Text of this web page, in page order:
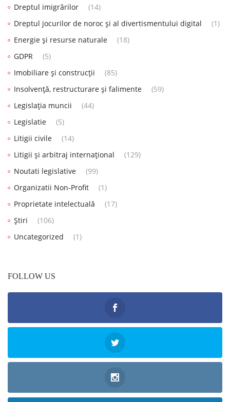
Dreptul imigrărilor
(14)
Dreptul jocurilor de noroc și al divertismentului digital
(1)
Energie și resurse naturale
(18)
GDPR
(5)
Imobiliare și construcții
(85)
Insolvență, restructurare și falimente
(59)
Legislația muncii
(44)
Legislatie
(5)
Litigii civile
(14)
Litigii și arbitraj internațional
(129)
Noutati legislative
(99)
Organizatii Non-Profit
(1)
Proprietate intelectuală
(17)
Știri
(106)
Uncategorized
(1)
FOLLOW US